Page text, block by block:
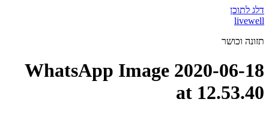
דלג לתוכן
livewell
תזונה וכושר
WhatsApp Image 2020-06-18
at 12.53.40